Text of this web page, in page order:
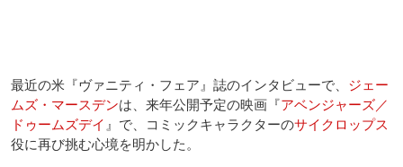
最近の米『ヴァニティ・フェア』誌のインタビューで、 ジェー
ムズ・マースデンは、来年公開予定の映画『アベンジャーズ／
ドゥームズデイ 』で、コミックキャラクターのサイクロップス
役に再び挑む心境を明かした。